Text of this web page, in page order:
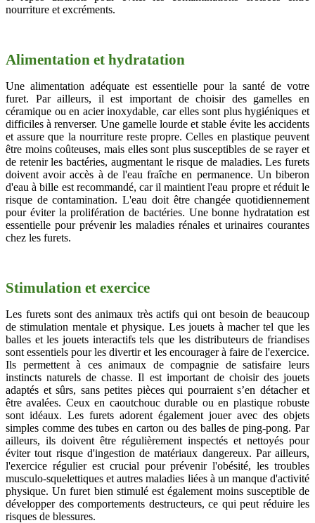
nourriture et excréments.
Alimentation et hydratation
Une alimentation adéquate est essentielle pour la santé de votre
furet. Par ailleurs, il est important de choisir des gamelles en
céramique ou en acier inoxydable, car elles sont plus hygiéniques et
difficiles à renverser. Une gamelle lourde et stable évite les accidents
et assure que la nourriture reste propre. Celles en plastique peuvent
être moins coûteuses, mais elles sont plus susceptibles de se rayer et
de retenir les bactéries, augmentant le risque de maladies. Les furets
doivent avoir accès à de l'eau fraîche en permanence. Un biberon
d'eau à bille est recommandé, car il maintient l'eau propre et réduit le
risque de contamination. L'eau doit être changée quotidiennement
pour éviter la prolifération de bactéries. Une bonne hydratation est
essentielle pour prévenir les maladies rénales et urinaires courantes
chez les furets.
Stimulation et exercice
Les furets sont des animaux très actifs qui ont besoin de beaucoup
de stimulation mentale et physique. Les jouets à macher tel que les
balles et les jouets interactifs tels que les distributeurs de friandises
sont essentiels pour les divertir et les encourager à faire de l'exercice.
Ils permettent à ces animaux de compagnie de satisfaire leurs
instincts naturels de chasse. Il est important de choisir des jouets
adaptés et sûrs, sans petites pièces qui pourraient s’en détacher et
être avalées. Ceux en caoutchouc durable ou en plastique robuste
sont idéaux. Les furets adorent également jouer avec des objets
simples comme des tubes en carton ou des balles de ping-pong. Par
ailleurs, ils doivent être régulièrement inspectés et nettoyés pour
éviter tout risque d'ingestion de matériaux dangereux. Par ailleurs,
l'exercice régulier est crucial pour prévenir l'obésité, les troubles
musculo-squelettiques et autres maladies liées à un manque d'activité
physique. Un furet bien stimulé est également moins susceptible de
développer des comportements destructeurs, ce qui peut réduire les
risques de blessures.